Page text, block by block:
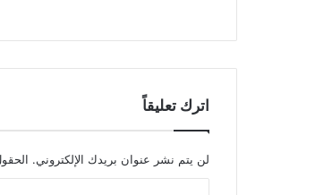
اترك تعليقاً
لن يتم نشر عنوان بريدك الإلكتروني.